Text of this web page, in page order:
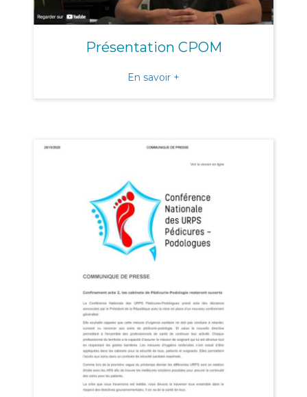
Présentation CPOM
En savoir +